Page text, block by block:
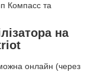
Компасс та
на
можна онлайн (через